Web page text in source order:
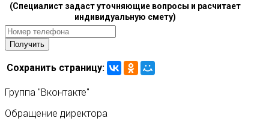
(Специалист задаст уточняющие вопросы и расчитает
индивидуальную смету)
Сохранить страницу:
Группа "Вконтакте"
Обращение директора